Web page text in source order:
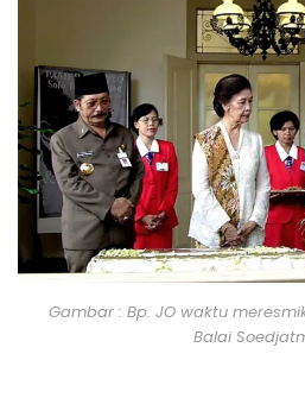
Gambar : Bp. JO waktu
Balai